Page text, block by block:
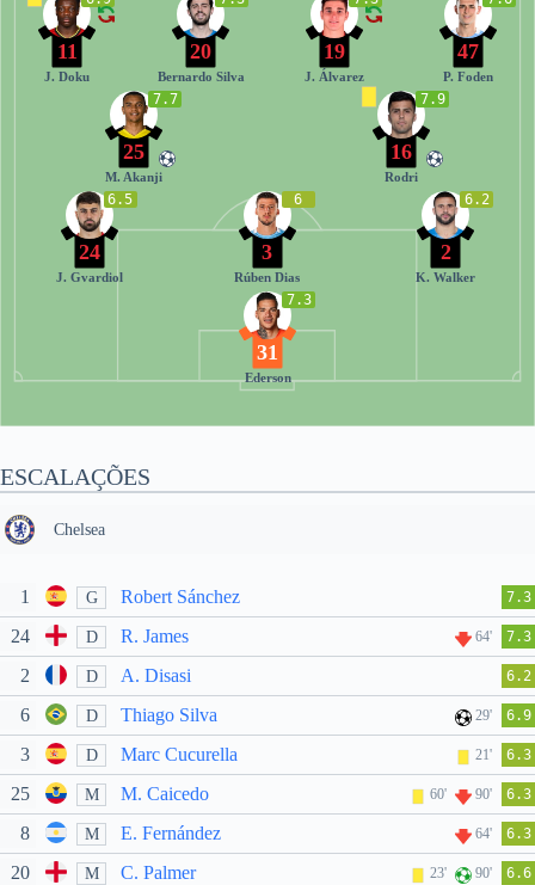
7.3
31
Ederson
6.5
24
J. Gvardiol
6
3
Rúben Dias
6.2
2
K. Walker
7.7
25
M. Akanji
7.9
16
Rodri
11
J. Doku
20
Bernardo Silva
19
J. Álvarez
47
P. Foden
ESCALAÇÕES
Chelsea
1 G Robert Sánchez 7.3
24 D R. James 64' 7.3
2 D A. Disasi 6.2
6 D Thiago Silva 29' 6.9
3 D Marc Cucurella 21' 6.3
25 M M. Caicedo 60' 90' 6.3
8 M E. Fernández 64' 6.3
20 M C. Palmer 23' 90' 6.6